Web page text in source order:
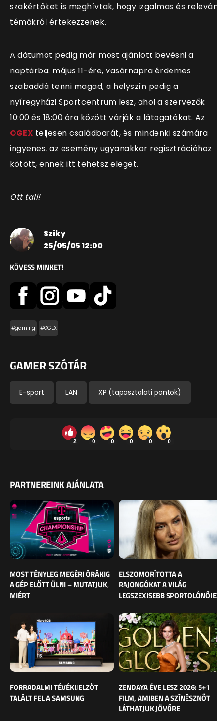
szakértőket is meghívtak, hogy izgalmas és
témákról értekezzenek.
A dátumot pedig már most ajánlott bevésni a
naptárba: május 11-ére, vasárnapra érdemes
szabaddá tenni magad, a helyszín pedig a
nyíregyházi Sportcentrum lesz, ahol a szervezők
10:00 és 18:00 óra között várják a látogatókat. Az
OGEX teljesen családbarát, és mindenki számára
ingyenes, az esemény ugyanakkor regisztrációhoz
kötött, ennek itt tehetsz eleget.
Ott tali!
Sziky
25/05/05 12:00
KÖVESS MINKET!
#gaming #OGEX
GAMER SZÓTÁR
E-sport LAN XP (tapasztalati pontok)
2 0 0 0 0 0
PARTNEREINK AJÁNLATA
MOST TÉNYLEG MEGÉRI ÓRÁKIG
A GÉP ELŐTT ÜLNI – MUTATJUK,
MIÉRT
ELSZOMORÍTOTTA A
RAJONGÓKAT A VILÁG
LEGSZEXISEBB SPORTOLÓNŐJE
FORRADALMI TÉVÉKIJELZŐT
TALÁLT FEL A SAMSUNG
ZENDAYA ÉVE LESZ 2026: 5+1
FILM, AMIBEN A SZÍNÉSZNŐT
LÁTHATJUK JÖVŐRE